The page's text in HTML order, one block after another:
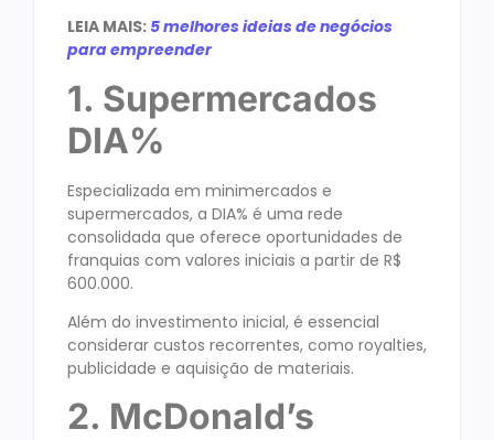
LEIA MAIS: 5 melhores ideias de negócios
para empreender
1. Supermercados
DIA%
Especializada em minimercados e
supermercados, a DIA% é uma rede
consolidada que oferece oportunidades de
franquias com valores iniciais a partir de R$
600.000.
Além do investimento inicial, é essencial
considerar custos recorrentes, como royalties,
publicidade e aquisição de materiais.
2. McDonald’s